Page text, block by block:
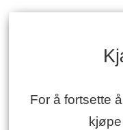
For å fortsette